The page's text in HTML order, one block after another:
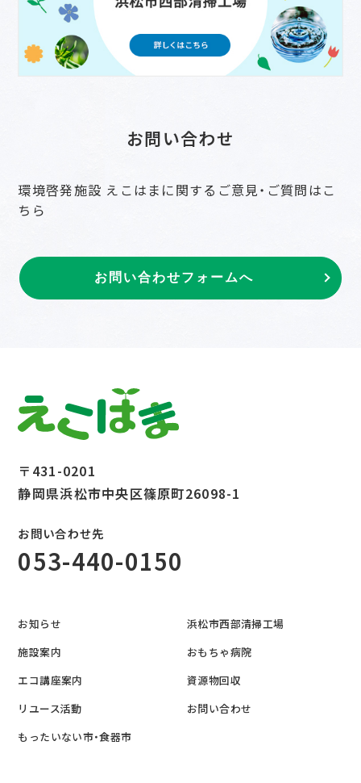
お問い合わせ
環境啓発施設 えこはまに関するご意見・ご質問はこ
ちら
お問い合わせフォームへ
〒431-0201
静岡県浜松市中央区篠原町26098-1
お問い合わせ先
053-440-0150
お知らせ
施設案内
エコ講座案内
リユース活動
もったいない市・食器市
浜松市西部清掃工場
おもちゃ病院
資源物回収
お問い合わせ